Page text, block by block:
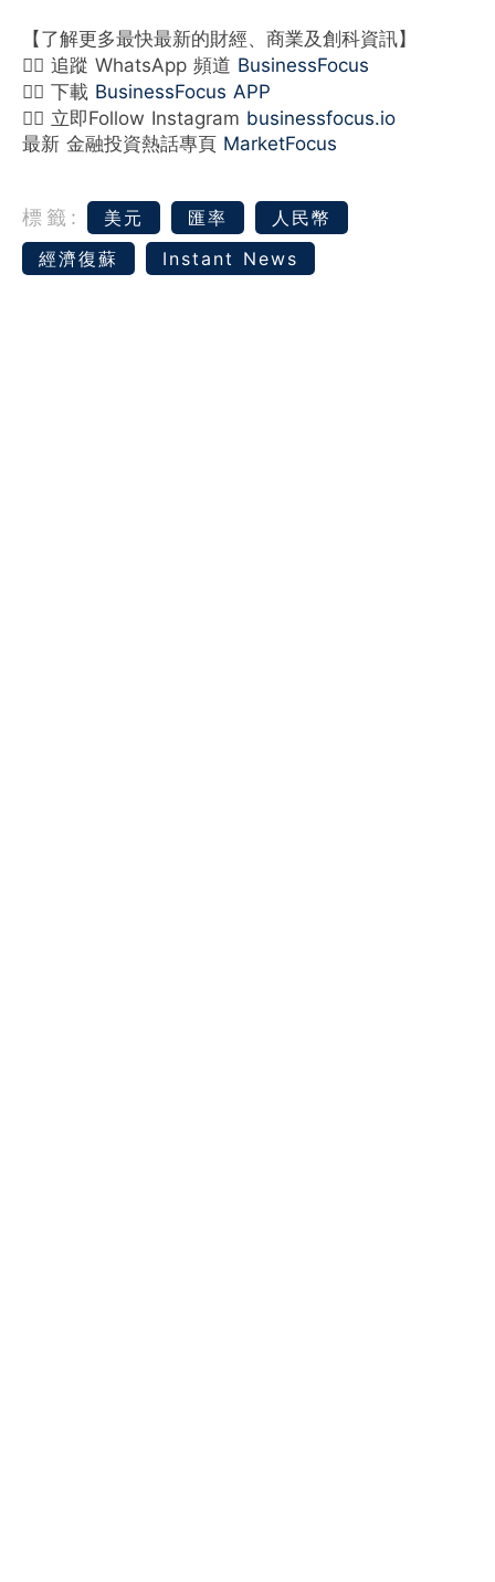
【了解更多最快最新的財經、商業及創科資訊】
👉🏻 追蹤 WhatsApp 頻道 BusinessFocus
👉🏻 下載 BusinessFocus APP
👉🏻 立即Follow Instagram businessfocus.io
最新 金融投資熱話專頁 MarketFocus
標籤: 美元 匯率
人民幣
經濟復蘇
Instant News